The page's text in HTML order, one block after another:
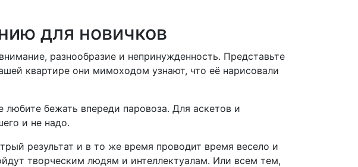
для новичков
разнообразие и непринужденность. Представьте
квартире они мимоходом узнают, что её нарисовали
любите бежать впереди паровоза. Для аскетов и
и не надо.
результат и в то же время проводит время весело и
творческим людям и интеллектуалам. Или всем тем,